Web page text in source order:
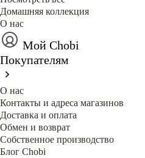
Домашняя коллекция
О нас
Мой Chobi
Покупателям
О нас
Контакты и адреса магазинов
Доставка и оплата
Обмен и возврат
Собственное производство
Блог Сhobi